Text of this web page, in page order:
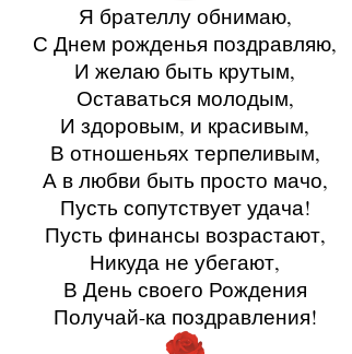
Я брателлу обнимаю,
С Днем рожденья поздравляю,
И желаю быть крутым,
Оставаться молодым,
И здоровым, и красивым,
В отношеньях терпеливым,
А в любви быть просто мачо,
Пусть сопутствует удача!
Пусть финансы возрастают,
Никуда не убегают,
В День своего Рождения
Получай-ка поздравления!